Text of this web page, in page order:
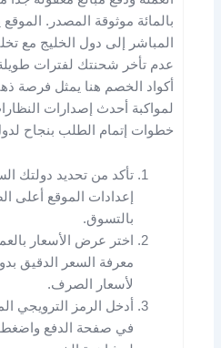
بالمائة موثوقة المصدر.
المباشر إلى دول الخليج
عدم تأخر شحنتك لفترات
أكواد الخصم هنا يمثل فرصة
لمواكبة أحدث إصدارات
خطوات إتمام الطلب بنجاح
تأكد من تحديد دولتك
إعدادات الموقع أعلى
بالتسوق.
اختر عرض الأسعار
معرفة السعر الدقيق
لأسعار الصرف.
أدخل الرمز الترويجي
في صفحة الدفع واضغط